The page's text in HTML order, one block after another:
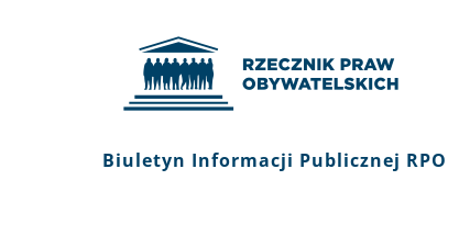
Biuletyn Informacji Publicznej RPO